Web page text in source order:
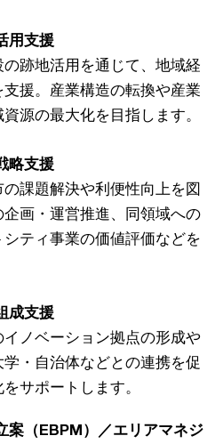
用支援
跡地活用を通じて、地域経
援。産業構造の転換や産業
源の最大化を目指します。
略支援
課題解決や利便性向上を図
画・運営推進、同領域への
ティ事業の価値評価などを
成支援
ノベーション拠点の形成や
・自治体などとの連携を促
サポートします。
（EBPM）／エリアマネジ